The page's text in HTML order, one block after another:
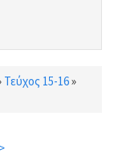
Τεύχος 15-16»